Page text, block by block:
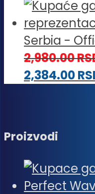
Serbia -
2,980.00
2,384.00
Proizvodi